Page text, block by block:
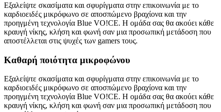
Εξαλείψτε σκασίματα και σφυρίγματα στην επικοινωνία με το
καρδιοειδές μικρόφωνο σε αποσπώμενο βραχίονα και την
προηγμένη τεχνολογία Blue VO!CE. Η ομάδα σας θα ακούει κάθε
κραυγή νίκης, κλήση και φωνή σαν μια προσωπική μετάδοση που
αποστέλλεται στις ψυχές των gamers τους.
Καθαρή ποιότητα μικροφώνου
Εξαλείψτε σκασίματα και σφυρίγματα στην επικοινωνία με το
καρδιοειδές μικρόφωνο σε αποσπώμενο βραχίονα και την
προηγμένη τεχνολογία Blue VO!CE. Η ομάδα σας θα ακούει κάθε
κραυγή νίκης, κλήση και φωνή σαν μια προσωπική μετάδοση που